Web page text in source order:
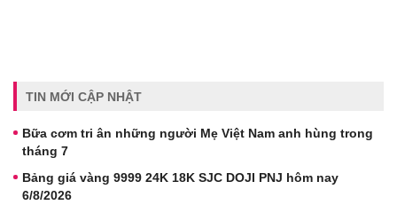
TIN MỚI CẬP NHẬT
Bữa cơm tri ân những người Mẹ Việt Nam anh hùng trong
tháng 7
Bảng giá vàng 9999 24K 18K SJC DOJI PNJ hôm nay
6/8/2026